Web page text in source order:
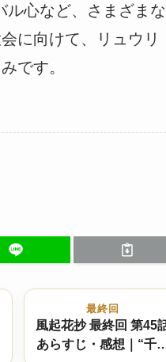
ル心など、さまざまな
に向けて、リュウリ
です。
最終回
風起花抄 最終回 第45
あらすじ・感想｜“千